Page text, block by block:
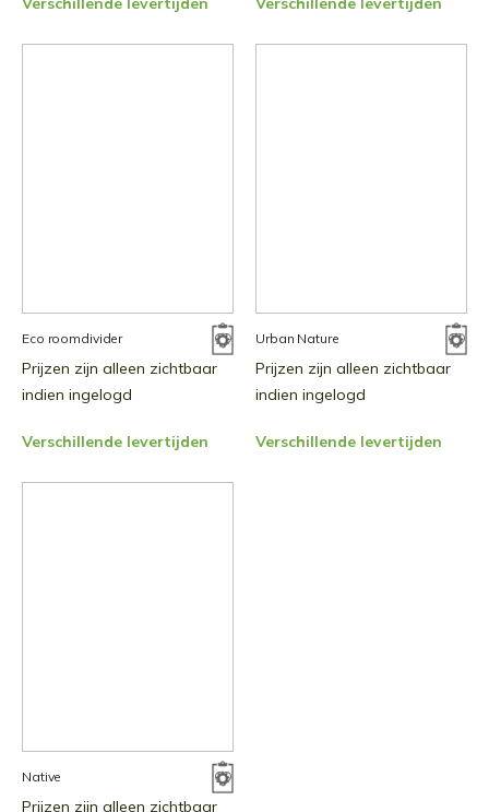
Eco roomdivider
Prijzen zijn alleen zichtbaar
indien ingelogd
Verschillende levertijden
Urban Nature
Prijzen zijn alleen zichtbaar
indien ingelogd
Verschillende levertijden
Native
Prijzen zijn alleen zichtbaar